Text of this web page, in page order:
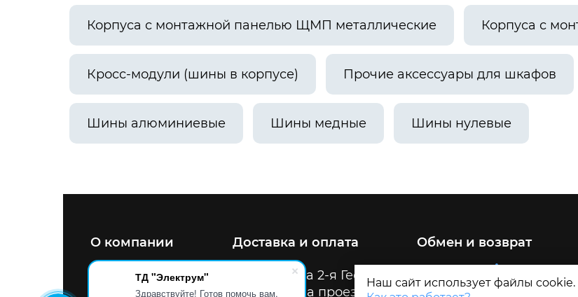
ТД "Электрум"
Здравствуйте! Готов помочь вам.
Наш сайт использует файлы cookie.
Корпуса с монтажной панелью ЩМП металлические Корпуса с
Кросс-модули (шины в корпусе) Прочие аксессуары для шкафов
Шины алюминиевые Шины медные Шины нулевые
О компании Доставка и оплата Обмен и возврат
8 800 200 47 34
info@tdel.pro
Улица 2-я Геологическая, 32
Схема проезда